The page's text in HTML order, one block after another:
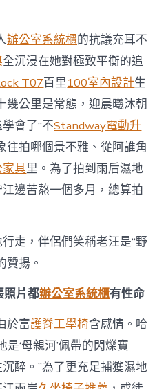
辦公室系統櫃的抗議充耳不
全沉浸在她對極致平衡的追
T07百里100室內設計生
幾公里是常態，迎晨曦沐朝
會了“不Standway電動升
往拍哪個景不雅、從阿誰角
具里。為了拍到雨后濕地
邊苦熬一個多月，總算拍
走，伴侶們笑稱老汪是“野
贊揚。
照片都辦公室系統櫃有性命
於富護脊工學椅含感情。哈
是‘母親河’佩帶的閃爍寶
醉。”為了更充足捕獲濕地